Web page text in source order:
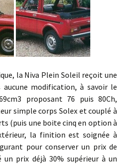
la Niva Plein Soleil reçoit une
aucune modification, à savoir le
proposant 76 puis 80Ch,
simple corps Solex et couplé à
(puis une boite cinq en option à
la finition est soignée à
pour conserver un prix de
un prix déjà 30% supérieur à un